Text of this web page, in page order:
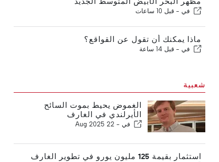
في - قبل 10 ساعات
ماذا يمكنك أن تقول عن القواقع؟
في - قبل 14 ساعة
شعبية
الغموض يحيط بموت السائح
الأيرلندي في الغارف
في - 22 Aug 2025
استثمار بقيمة 125 مليون يورو في تطوير الغارف